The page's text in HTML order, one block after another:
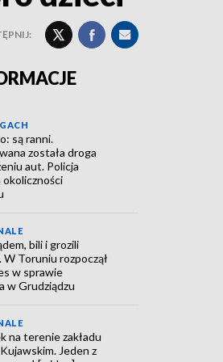
są ranni.
została droga
aut. Policja
okoliczności
bili i grozili
W Toruniu rozpoczął
w sprawie
w Grudziądzu
na terenie zakładu
Jeden z